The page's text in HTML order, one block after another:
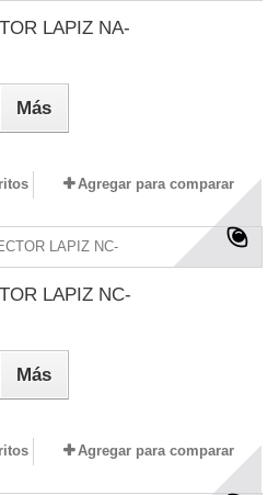
LAPIZ NA-
Más
Agregar para comparar
LAPIZ NC-
Más
Agregar para comparar